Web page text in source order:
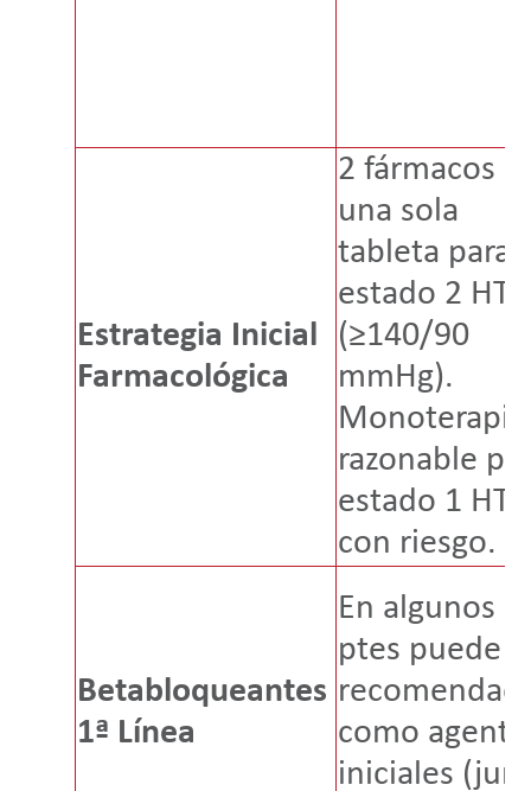
Estrategia Inicial
Farmacológica
2 fármacos
una sola
tableta para
estado 2
(≥140/90
mmHg).
Monoterapia
razonable
estado 1
con riesgo.
Betabloqueantes
1ª Línea
En algunos
ptes puede
como
iniciales